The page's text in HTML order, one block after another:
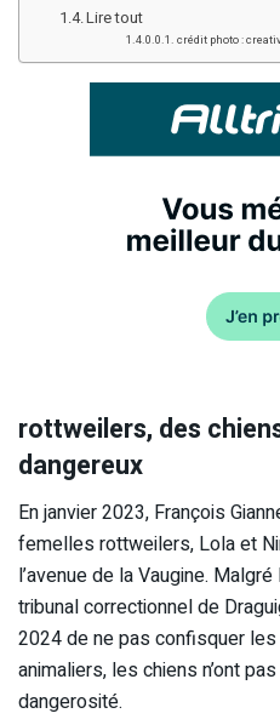
Lire tout
crédit photo :
rottweilers, des
dangereux
En janvier 2023, François
femelles rottweilers, Lola et
l’avenue de la Vaugine.
tribunal correctionnel de
2024 de ne pas confisquer
animaliers, les chiens n’ont
dangerosité.